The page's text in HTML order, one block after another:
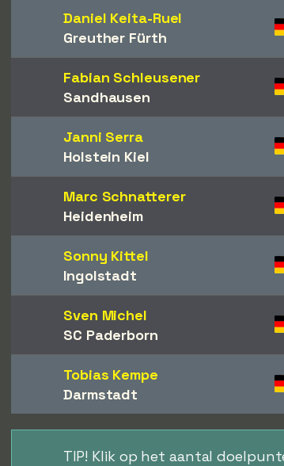
Daniel Keita-Ruel
Greuther Fürth
Fabian Schleusener
Sandhausen
Janni Serra
Holstein Kiel
Marc Schnatterer
Heidenheim
Sonny Kittel
Ingolstadt
Sven Michel
SC Paderborn
Tobias Kempe
Darmstadt
TIP! Klik op het aantal